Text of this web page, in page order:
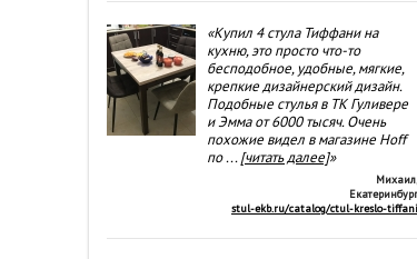
«Купил 4 стула Тиффани на
кухню, это просто что-то
бесподобное, удобные, мягкие,
крепкие дизайнерский дизайн.
Подобные стулья в ТК Гуливере
и Эмма от 6000 тысяч. Очень
похожие видел в магазине Hoff
по...[читать далее]»
Михаил,
Екатеринбург
stul-ekb.ru/catalog/ctul-kreslo-tiffani